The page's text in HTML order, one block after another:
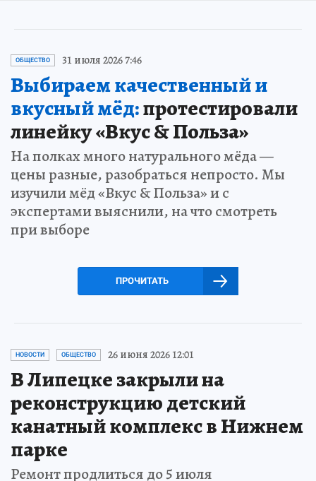
ОБЩЕСТВО 31 июля 2026 7:46
Выбираем качественный и
вкусный мёд:протестировали
линейку «Вкус & Польза»
На полках много натурального мёда —
цены разные, разобраться непросто. Мы
изучили мёд «Вкус & Польза» и с
экспертами выяснили, на что смотреть
при выборе
ПРОЧИТАТЬ
НОВОСТИ ОБЩЕСТВО 26 июня 2026 12:01
В Липецке закрыли на
реконструкцию детский
канатный комплекс в Нижнем
парке
Ремонт продлиться до 5 июля